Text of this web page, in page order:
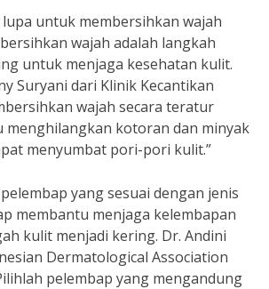
untuk membersihkan wajah
wajah adalah langkah
untuk menjaga kesehatan kulit.
Suryani dari Klinik Kecantikan
wajah secara teratur
menghilangkan kotoran dan minyak
menyumbat pori-pori kulit.”
yang sesuai dengan jenis
membantu menjaga kelembapan
kulit menjadi kering. Dr. Andini
Dermatological Association
pelembap yang mengandung